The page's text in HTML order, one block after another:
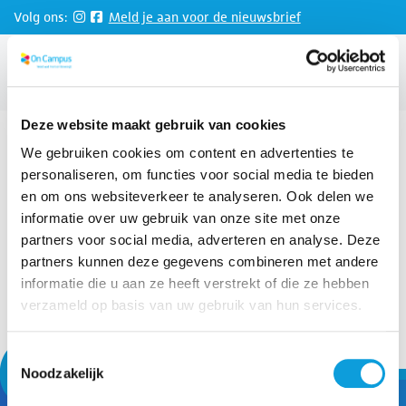
Deze website maakt gebruik van cookies
We gebruiken cookies om content en advertenties te
personaliseren, om functies voor social media te bieden
en om ons websiteverkeer te analyseren. Ook delen we
informatie over uw gebruik van onze site met onze
partners voor social media, adverteren en analyse. Deze
partners kunnen deze gegevens combineren met andere
informatie die u aan ze heeft verstrekt of die ze hebben
verzameld op basis van uw gebruik van hun services.
Toestemmingsselectie
Noodzakelijk
Direct naar de inhoud van de pagina
Volg ons: Meld je aan voor de nieuwsbrief
MENU
Events
Tickets Events
Geen tickets gevonden
Op dit moment zijn er geen producten actief in de
webshop. Probeer het op een later tijdstip nog eens, of